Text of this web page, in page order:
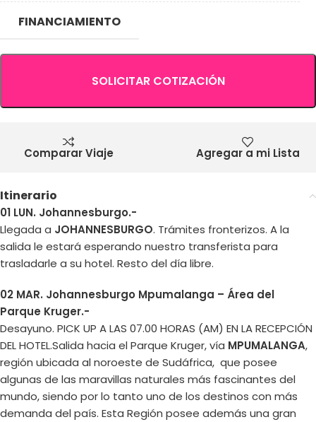
FINANCIAMIENTO
SOLICITAR COTIZACIÓN
Comparar Viaje Agregar a mi Lista
Itinerario
01 LUN. Johannesburgo.-
Llegada a JOHANNESBURGO. Trámites fronterizos. A la
salida le estará esperando nuestro transferista para
trasladarle a su hotel. Resto del día libre.
02 MAR. Johannesburgo Mpumalanga – Área del
Parque Kruger.-
Desayuno. PICK UP A LAS 07.00 HORAS (AM) EN LA RECEPCIÓN
DEL HOTEL.Salida hacia el Parque Kruger, vía MPUMALANGA,
región ubicada al noroeste de Sudáfrica, que posee
algunas de las maravillas naturales más fascinantes del
mundo, siendo por lo tanto uno de los destinos con más
demanda del país. Esta Región posee además una gran